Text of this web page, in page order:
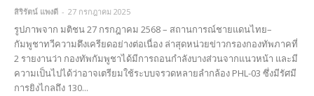
สิริรัตน์ แพงดี - 27 กรกฎาคม 2025
รูปภาพจาก มติชน 27 กรกฎาคม 2568 – สถานการณ์ชายแดนไทย–
กัมพูชาทวีความตึงเครียดอย่างต่อเนื่อง ล่าสุดหน่วยข่าวกรองกองทัพภาคที่
2 รายงานว่า กองทัพกัมพูชาได้มีการถอนกำลังบางส่วนจากแนวหน้า และมี
ความเป็นไปได้ว่าอาจเตรียมใช้ระบบจรวดหลายลำกล้อง PHL-03 ซึ่งมีรัศมี
การยิงไกลถึง 130...